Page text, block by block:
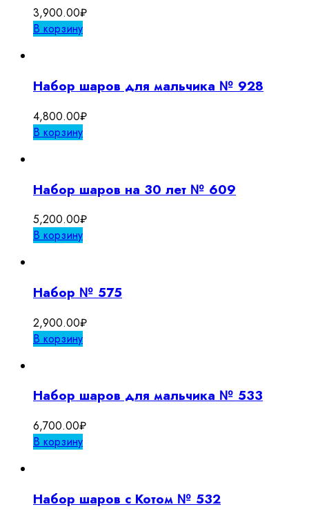
3,900.00₽
В корзину
Набор шаров для мальчика № 928
4,800.00₽
В корзину
Набор шаров на 30 лет № 609
5,200.00₽
В корзину
Набор № 575
2,900.00₽
В корзину
Набор шаров для мальчика № 533
6,700.00₽
В корзину
Набор шаров с Котом № 532